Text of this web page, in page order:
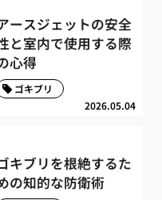
ースジェットの安全
と室内で使用する際
心得
2026.05.04
ゴキブリ
キブリを根絶するた
の知的な防衛術